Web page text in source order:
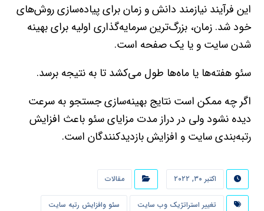
اين فرآيند نيازمند دانش و زمان براي پياده‌سازي روش‌هاي
خود شد. زمان، بزرگ‌ترين سرمايه‌گذاري اوليه براي بهينه
شدن سايت و يا يک صفحه است.
سئو هفته‌ها يا ماه‌ها طول مي‌کشد تا به نتيجه برسد.
اگر چه ممکن است نتايج بهينه‌سازي جستجو به سرعت
ديده نشود ولي در دراز مدت مزاياي سئو باعث افزايش
رتبه‌بندي سايت و افزايش بازديدکنندگان است.
اکتبر ۳۰, ۲۰۲۲ مقالات
تغيير استراتژيک وب سايت‌ سئو وافزایش رتبه سایت